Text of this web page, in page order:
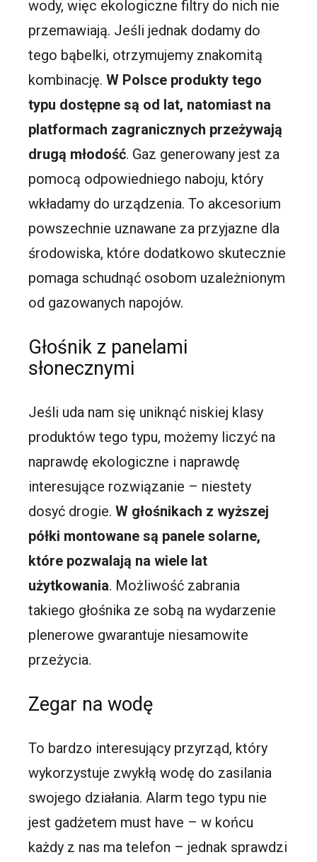
wody, więc ekologiczne filtry do nich nie
przemawiają. Jeśli jednak dodamy do
tego bąbelki, otrzymujemy znakomitą
kombinację.W Polsce produkty tego
typu dostępne są od lat, natomiast na
platformach zagranicznych przeżywają
drugą młodość. Gaz generowany jest za
pomocą odpowiedniego naboju, który
wkładamy do urządzenia. To akcesorium
powszechnie uznawane za przyjazne dla
środowiska, które dodatkowo skutecznie
pomaga schudnąć osobom uzależnionym
od gazowanych napojów.
Głośnik z panelami
słonecznymi
Jeśli uda nam się uniknąć niskiej klasy
produktów tego typu, możemy liczyć na
naprawdę ekologiczne i naprawdę
interesujące rozwiązanie – niestety
dosyć drogie.W głośnikach z wyższej
półki montowane są panele solarne,
które pozwalają na wiele lat
użytkowania. Możliwość zabrania
takiego głośnika ze sobą na wydarzenie
plenerowe gwarantuje niesamowite
przeżycia.
Zegar na wodę
To bardzo interesujący przyrząd, który
wykorzystuje zwykłą wodę do zasilania
swojego działania. Alarm tego typu nie
jest gadżetem must have – w końcu
każdy z nas ma telefon – jednak sprawdzi